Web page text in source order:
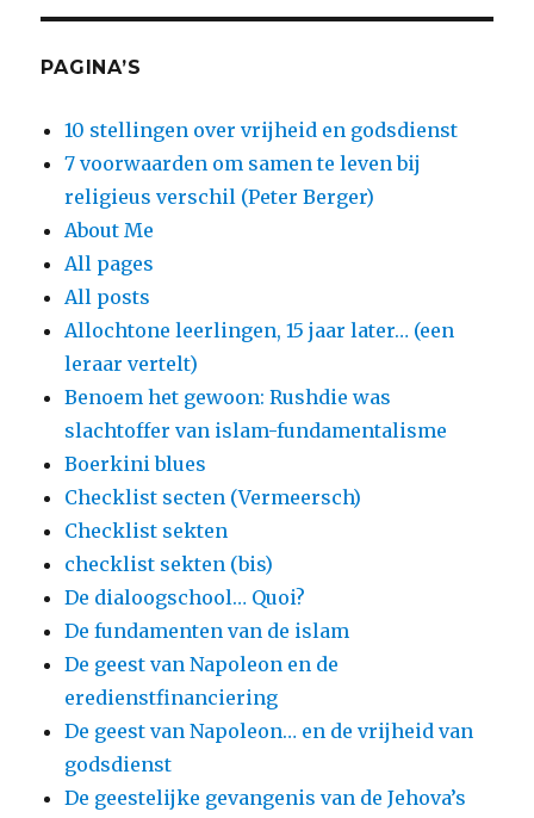
PAGINA’S
10 stellingen over vrijheid en godsdienst
7 voorwaarden om samen te leven bij
religieus verschil (Peter Berger)
About Me
All pages
All posts
Allochtone leerlingen, 15 jaar later… (een
leraar vertelt)
Benoem het gewoon: Rushdie was
slachtoffer van islam-fundamentalisme
Boerkini blues
Checklist secten (Vermeersch)
Checklist sekten
checklist sekten (bis)
De dialoogschool… Quoi?
De fundamenten van de islam
De geest van Napoleon en de
eredienstfinanciering
De geest van Napoleon… en de vrijheid van
godsdienst
De geestelijke gevangenis van de Jehova’s